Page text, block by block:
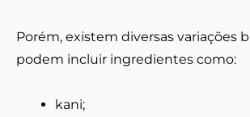
Porém, existem diversas variações
podem incluir ingredientes como:
kani;